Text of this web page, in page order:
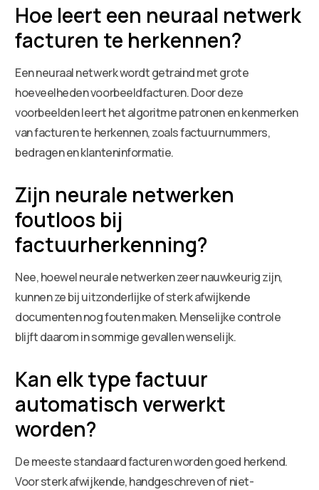
Hoe leert een neuraal netwerk
facturen te herkennen?
Een neuraal netwerk wordt getraind met grote
hoeveelheden voorbeeldfacturen. Door deze
voorbeelden leert het algoritme patronen en kenmerken
van facturen te herkennen, zoals factuurnummers,
bedragen en klanteninformatie.
Zijn neurale netwerken
foutloos bij
factuurherkenning?
Nee, hoewel neurale netwerken zeer nauwkeurig zijn,
kunnen ze bij uitzonderlijke of sterk afwijkende
documenten nog fouten maken. Menselijke controle
blijft daarom in sommige gevallen wenselijk.
Kan elk type factuur
automatisch verwerkt
worden?
De meeste standaard facturen worden goed herkend.
Voor sterk afwijkende, handgeschreven of niet-